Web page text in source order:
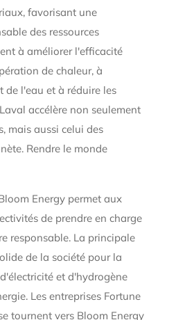
favorisant une
des ressources
à améliorer l'efficacité
de chaleur, à
de l'eau et à réduire les
accélère non seulement
mais aussi celui des
Rendre le monde
Energy permet aux
de prendre en charge
responsable. La principale
de la société pour la
et d'hydrogène
Les entreprises Fortune
tournent vers Bloom Energy